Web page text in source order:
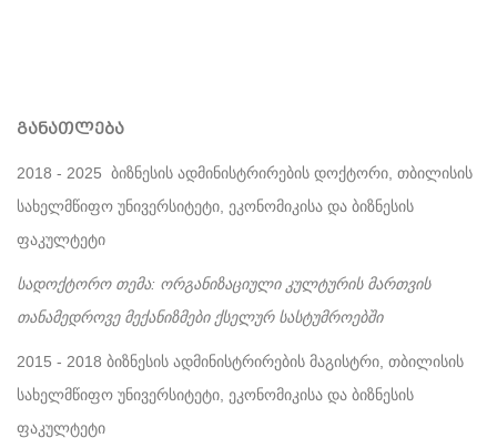
განათლება
2018 - 2025 ბიზნესის ადმინისტრირების დოქტორი, თბილისის
სახელმწიფო უნივერსიტეტი, ეკონომიკისა და ბიზნესის
ფაკულტეტი
სადოქტორო თემა: ორგანიზაციული კულტურის მართვის
თანამედროვე მექანიზმები ქსელურ სასტუმროებში
2015 - 2018 ბიზნესის ადმინისტრირების მაგისტრი, თბილისის
სახელმწიფო უნივერსიტეტი, ეკონომიკისა და ბიზნესის
ფაკულტეტი